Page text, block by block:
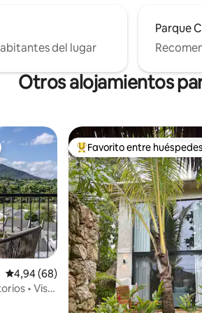
del lugar
Parque
Otros alojamientos
destacados
Calificación promedio: 4,94 de 5. 68
4,94 (68)
• Vista
Favorito entre los
Favorito entre huéspedes